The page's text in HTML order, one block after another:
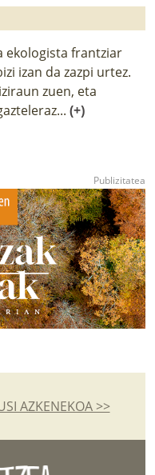
ekologista frantziar
izan da zazpi urtez.
zuen, eta
(+)
AZKENEKOA >>